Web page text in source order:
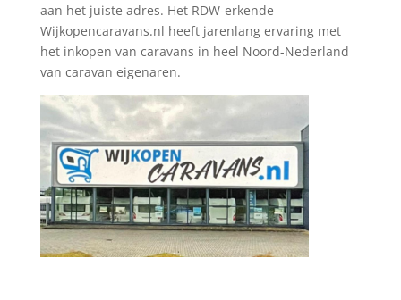
aan het juiste adres. Het RDW-erkende
Wijkopencaravans.nl heeft jarenlang ervaring met
het inkopen van caravans in heel Noord-Nederland
van caravan eigenaren.